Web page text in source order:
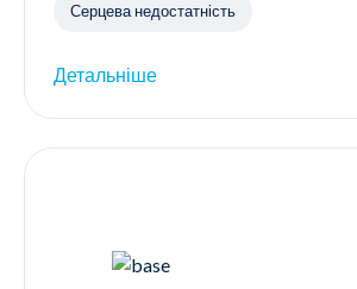
Серцева недостатність
Детальніше